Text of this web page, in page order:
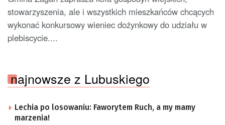
stowarzyszenia, ale i wszystkich mieszkańców chcących
wykonać konkursowy wieniec dożynkowy do udziału w
plebiscycie....
najnowsze z Lubuskiego
Lechia po losowaniu: Faworytem Ruch, a my mamy
marzenia!